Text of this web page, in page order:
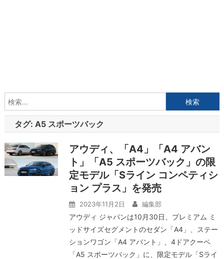
索:
タグ: A5 スポーツバック
アウディ、「A4」「A4 アバン
ト」「A5 スポーツバック」の限
定モデル「Sライン コンペティシ
ョン プラス」を発売
2023年11月2日 編集部
アウディ ジャパンは10月30日、プレミアム ミ
ッドサイズセグメントのセダン「A4」、ステー
ションワゴン「A4 アバント」、4ドアクーペ
「A5 スポーツバック」に、限定モデル「Sライ